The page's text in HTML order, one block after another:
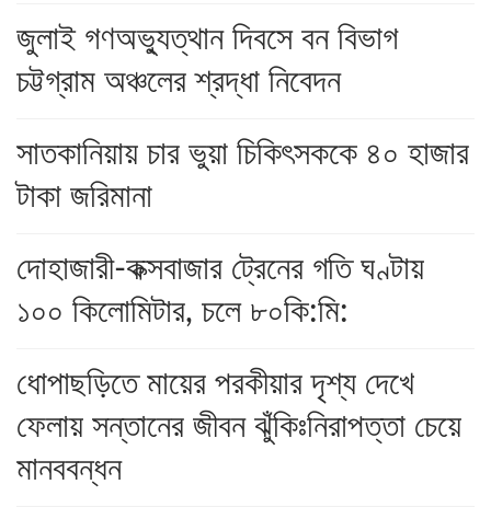
জুলাই গণঅভ্যুত্থান দিবসে বন বিভাগ
চট্টগ্রাম অঞ্চলের শ্রদ্ধা নিবেদন
সাতকানিয়ায় চার ভুয়া চিকিৎসককে ৪০ হাজার
টাকা জরিমানা
দোহাজারী-কক্সবাজার ট্রেনের গতি ঘণ্টায়
১০০ কিলোমিটার, চলে ৮০কি:মি:
ধোপাছড়িতে মায়ের পরকীয়ার দৃশ্য দেখে
ফেলায় সন্তানের জীবন ঝুঁকিঃনিরাপত্তা চেয়ে
মানববন্ধন